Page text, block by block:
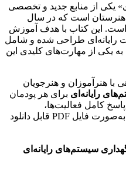
یکی از منابع جدید و تخصصی
هنرستان است که در سال
است. این کتاب با هدف آموزش
رایانه‌ای طراحی شده و شامل
یکی از مهارت‌های کلیدی این
با هنرآموزان و هنرجویان
رایانه‌ای برای هر پودمان
کامل فعالیت‌ها،
کنجکاوی‌های کتاب درسی هستند و به‌صورت فایل PDF قابل دانلود
سیستم‌های رایانه‌ای